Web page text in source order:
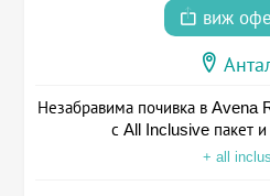
виж
Незабравима почивка в Avena
с All Inclusive пакет
+ all